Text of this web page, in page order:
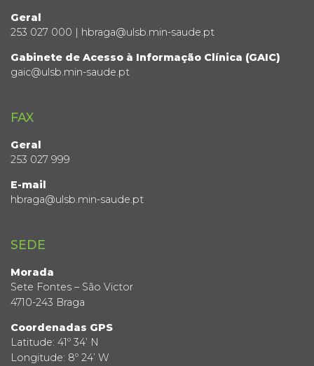
Geral
253 027 000 | hbraga@ulsb.min-saude.pt
Gabinete de Acesso à Informação Clínica (GAIC)
gaic@ulsb.min-saude.pt
FAX
Geral
253 027 999
E-mail
hbraga@ulsb.min-saude.pt
SEDE
Morada
Sete Fontes – São Victor
4710-243 Braga
Coordenadas GPS
Latitude: 41º 34’ N
Longitude: 8º 24’ W